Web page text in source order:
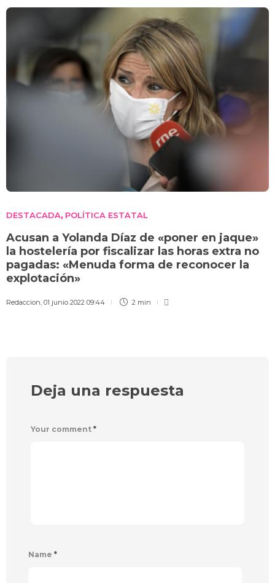
DESTACADA, POLÍTICA ESTATAL
Acusan a Yolanda Díaz de «poner en jaque»
la hostelería por fiscalizar las horas extra no
pagadas: «Menuda forma de reconocer la
explotación»
Redaccion 01 junio 2022 09:44 2 min
Deja una respuesta
Your comment *
Name *